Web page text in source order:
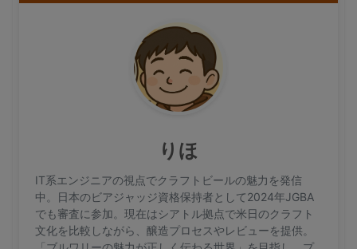
りほ
IT系エンジニアの視点でクラフトビールの魅力を発信
中。日本のビアジャッジ資格保持者として2024年JGBA
でも審査に参加。現在はシアトル拠点で米日のクラフト
文化を比較しながら、醸造プロセスやレビューを提供。